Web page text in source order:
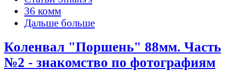
36 комм
Дальше больше
Коленвал "Поршень" 88мм. Часть
№2 - знакомство по фотографиям